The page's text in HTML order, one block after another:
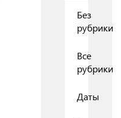
Без
рубрики
Все
рубрики
Даты